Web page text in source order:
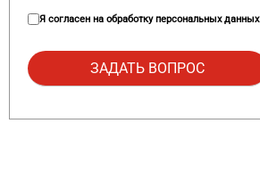
Я согласен на обработку персональных данных